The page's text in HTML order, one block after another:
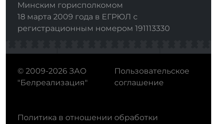
Минским горисполкомом
18 марта 2009 года в ЕГРЮЛ с
регистрационным номером 191113330
© 2009-2026 ЗАО
"Белреализация"
Пользовательское
соглашение
Политика в отношении обработки